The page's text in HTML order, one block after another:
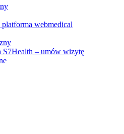
webmedical
S7Health – umów wizytę